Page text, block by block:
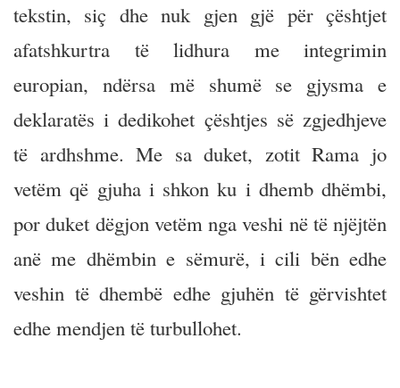
tekstin, siç dhe nuk gjen gjë për çështjet
afatshkurtra të lidhura me integrimin
europian, ndërsa më shumë se gjysma e
deklaratës i dedikohet çështjes së zgjedhjeve
të ardhshme. Me sa duket, zotit Rama jo
vetëm që gjuha i shkon ku i dhemb dhëmbi,
por duket dëgjon vetëm nga veshi në të njëjtën
anë me dhëmbin e sëmurë, i cili bën edhe
veshin të dhembë edhe gjuhën të gërvishtet
edhe mendjen të turbullohet.